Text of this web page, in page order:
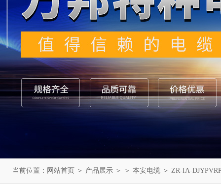
当前位置： 网站首页 ＞ 产品展示 ＞ ＞ 本安电缆 ＞ ZR-IA-